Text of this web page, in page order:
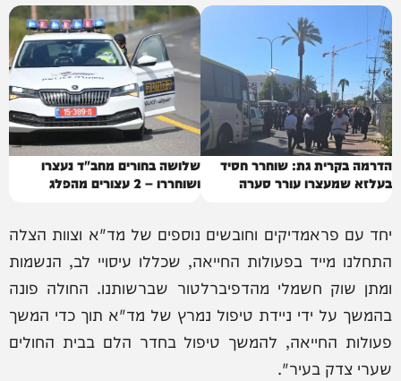
הדרמה בקרית גת: שוחרר חסיד
בעלזא שמעצרו עורר סערה
שלושה בחורים מחב"ד נעצרו
ושוחררו – 2 עצורים מהפלג
יחד עם פראמדיקים וחובשים נוספים של מד"א וצוות הצלה
התחלנו מייד בפעולות החייאה, שכללו עיסויי לב, הנשמות
ומתן שוק חשמלי מהדפיברלטור שברשותנו. החולה פונה
בהמשך על ידי ניידת טיפול נמרץ של מד"א תוך כדי המשך
פעולות החייאה, להמשך טיפול בחדר הלם בבית החולים
שערי צדק בעיר".